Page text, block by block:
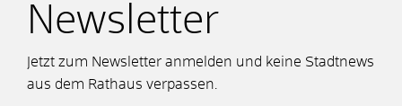
Newsletter
Jetzt zum Newsletter anmelden und keine Stadtnews
aus dem Rathaus verpassen.